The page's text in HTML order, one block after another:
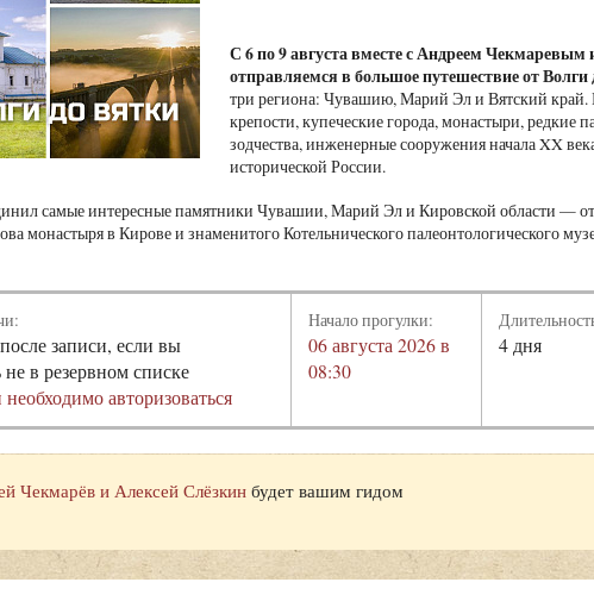
С 6 по 9 августа вместе с Андреем
отправляемся в большое путешествие от Волги
три региона: Чувашию, Марий Эл и Вятский край.
крепости, купеческие города, монастыри, редкие
зодчества, инженерные сооружения начала XX
исторической России.
самые интересные памятники Чувашии, Марий Эл и Кировской области — от
монастыря в Кирове и знаменитого Котельнического палеонтологического
записи, если вы
не в резервном списке
авторизоваться
Начало прогулки:
06 августа 2026 в
08:30
4 дня
Чекмарёв и Алексей Слёзкин будет вашим гидом